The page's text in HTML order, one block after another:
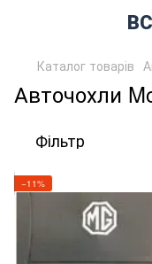
Каталог товарів
Авточохли
Фільтр
−11%